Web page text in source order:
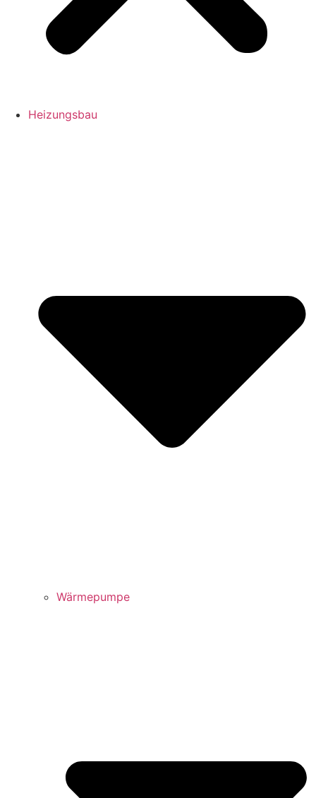
Heizungsbau
Wärmepumpe